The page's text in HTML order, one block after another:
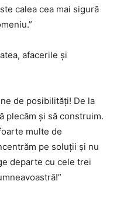
calea cea mai sigură
afacerile și
de posibilități! De la
plecăm și să construim.
multe de
pe soluții și nu
departe cu cele trei